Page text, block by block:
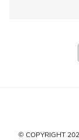
© COPYRIGHT